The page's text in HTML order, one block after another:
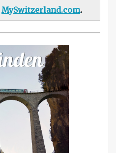
MySwitzerland.com.